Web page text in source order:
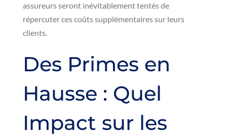
assureurs seront inévitablement tentés de
répercuter ces coûts supplémentaires sur leurs
clients.
Des Primes en
Hausse : Quel
Impact sur les